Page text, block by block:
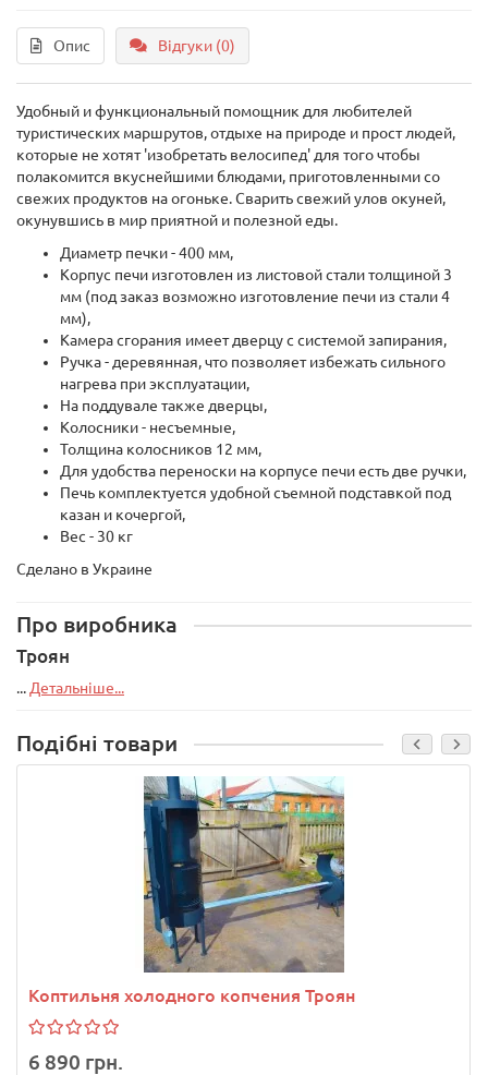
Опис Відгуки (0)
Удобный и функциональный помощник для любителей
туристических маршрутов, отдыхе на природе и прост людей,
которые не хотят 'изобретать велосипед' для того чтобы
полакомится вкуснейшими блюдами, приготовленными со
свежих продуктов на огоньке. Сварить свежий улов окуней,
окунувшись в мир приятной и полезной еды.
Диаметр печки - 400 мм,
Корпус печи изготовлен из листовой стали толщиной 3
мм (под заказ возможно изготовление печи из стали 4
мм),
Камера сгорания имеет дверцу с системой запирания,
Ручка - деревянная, что позволяет избежать сильного
нагрева при эксплуатации,
На поддувале также дверцы,
Колосники - несъемные,
Толщина колосников 12 мм,
Для удобства переноски на корпусе печи есть две ручки,
Печь комплектуется удобной съемной подставкой под
казан и кочергой,
Вес - 30 кг
Сделано в Украине
Про виробника
Троян
... Детальніше...
Подібні товари
Коптильня холодного копчения Троян
6 890 грн.